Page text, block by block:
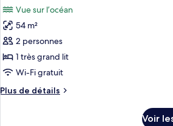
personnes
à
mobilité
réduite,
en
front
Chambre,
très
grand
lit,
accessible
aux
personnes
les
photos
pour
ce
type
chambre :
Vue sur l’océan
54 m²
2 personnes
1 très grand lit
Wi-Fi gratuit
Plus de détails
Plus
Voir